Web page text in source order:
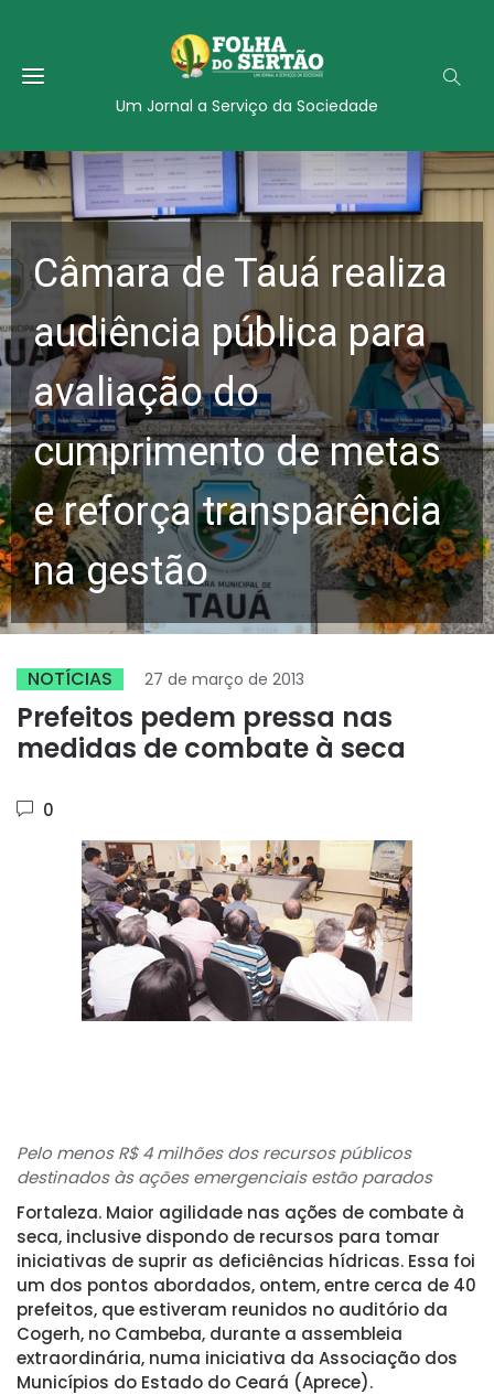
Um Jornal a Serviço da Sociedade
Câmara de Tauá realiza
audiência pública para
avaliação do
cumprimento de metas
e reforça transparência
na gestão
NOTÍCIAS 27 de março de 2013
Prefeitos pedem pressa nas
medidas de combate à seca
0
Pelo menos R$ 4 milhões dos recursos públicos
destinados às ações emergenciais estão parados
Fortaleza. Maior agilidade nas ações de combate à
seca, inclusive dispondo de recursos para tomar
iniciativas de suprir as deficiências hídricas. Essa foi
um dos pontos abordados, ontem, entre cerca de 40
prefeitos, que estiveram reunidos no auditório da
Cogerh, no Cambeba, durante a assembleia
extraordinária, numa iniciativa da Associação dos
Municípios do Estado do Ceará (Aprece).